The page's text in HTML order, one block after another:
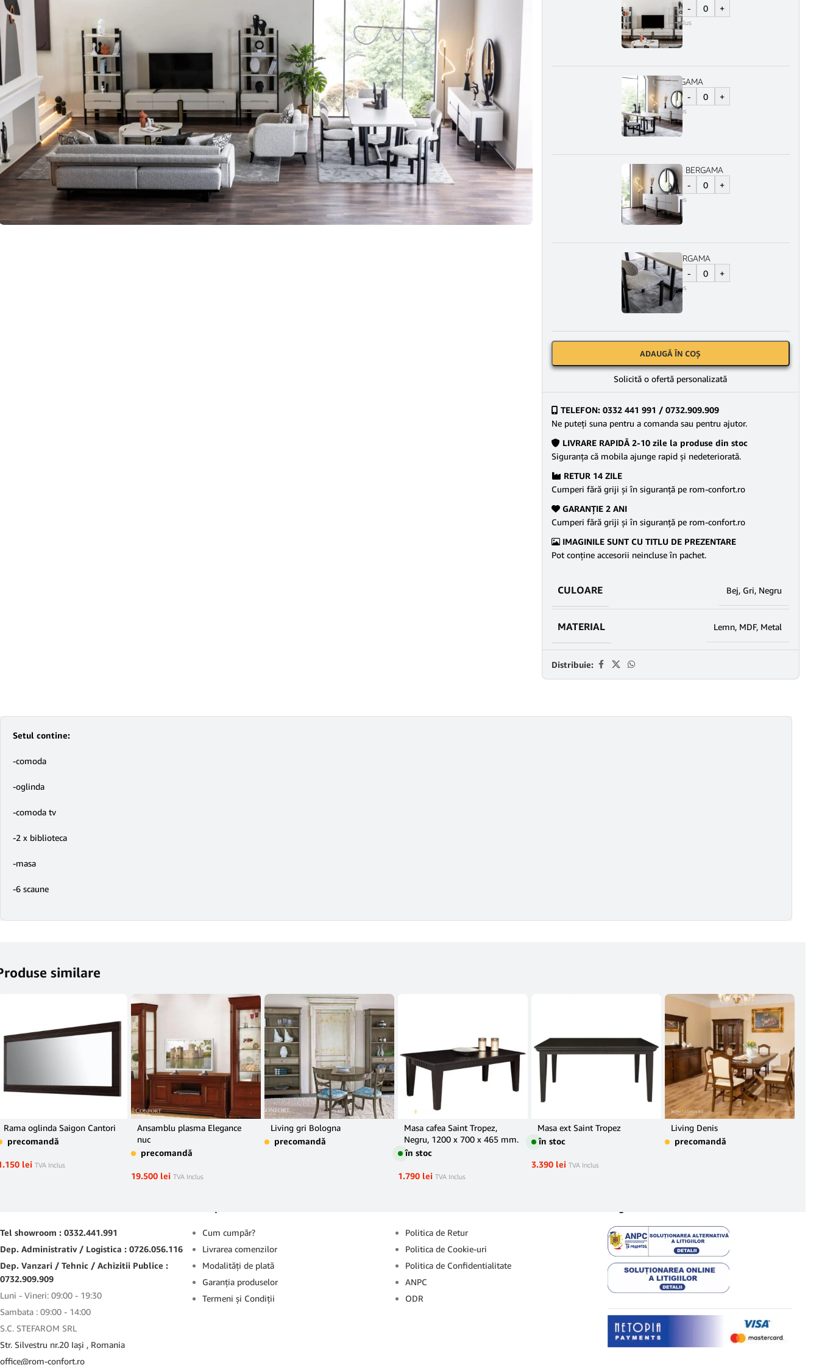
-
+
11.900
TVA Inclus
Masa living BERGAMA
-
+
5.150leiTVA Inclus
Bufet cu oglinda BERGAMA
-
+
6.900leiTVA Inclus
Set 6 Scaune BERGAMA
-
+
7.250leiTVA Inclus
ADAUGĂ ÎN COȘ
Solicită o ofertă personalizată
TELEFON: 0332 441 991 / 0732.909.909
Ne puteţi suna pentru a comanda sau pentru ajutor.
LIVRARE RAPIDĂ 2-10 zile la produse din stoc
Siguranţa că mobila ajunge rapid şi nedeteriorată.
RETUR 14 ZILE
Cumperi fără griji şi în siguranţă pe rom-confort.ro
GARANŢIE 2 ANI
Cumperi fără griji şi în siguranţă pe rom-confort.ro
IMAGINILE SUNT CU TITLU DE PREZENTARE
Pot conține accesorii neincluse în pachet.
CULOARE Bej, Gri, Negru
MATERIAL Lemn, MDF, Metal
Distribuie:
Setul contine:
-comoda
-oglinda
-comoda tv
-2 x biblioteca
-masa
-6 scaune
similare
Rama oglinda Saigon Cantori
precomandă
lei TVA Inclus
Ansamblu plasma Elegance
nuc
precomandă
19.500 lei TVA Inclus
Living gri Bologna
precomandă
Masa cafea Saint Tropez,
Negru, 1200 x 700 x 465 mm.
în stoc
1.790 lei TVA Inclus
Masa ext Saint Tropez
în stoc
3.390 lei TVA Inclus
Living Denis
precomandă
Tel showroom : 0332.441.991
Dep. Administrativ / Logistica : 0726.056.116
Dep. Vanzari / Tehnic / Achizitii Publice :
0732.909.909
Luni - Vineri: 09:00 - 19:30
Sambata : 09:00 - 14:00
S.C. STEFAROM SRL
Str. Silvestru nr.20 Iaşi , Romania
office@rom-confort.ro
Cum cumpăr?
Livrarea comenzilor
Modalităţi de plată
Garanţia produselor
Termeni şi Condiţii
Politica de Retur
Politica de Cookie-uri
Politica de Confidentialitate
ANPC
ODR